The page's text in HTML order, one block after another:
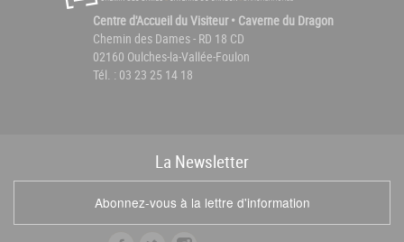
Centre d'Accueil du Visiteur • Caverne du Dragon
Chemin des Dames - RD 18 CD
02160 Oulches-la-Vallée-Foulon
Tél. : 03 23 25 14 18
La Newsletter
Abonnez-vous à la lettre d'information